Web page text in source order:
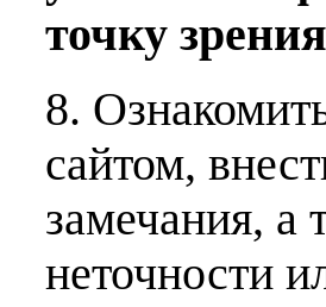
точку
8.
сайтом,
замечания, а
неточности